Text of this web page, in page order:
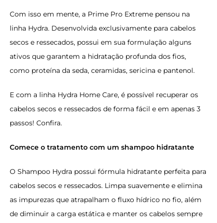
Com isso em mente, a Prime Pro Extreme pensou na
linha Hydra. Desenvolvida exclusivamente para cabelos
secos e ressecados, possui em sua formulação alguns
ativos que garantem a hidratação profunda dos fios,
como proteína da seda, ceramidas, sericina e pantenol.
E com a linha Hydra Home Care, é possível recuperar os
cabelos secos e ressecados de forma fácil e em apenas 3
passos! Confira.
Comece o tratamento com um shampoo hidratante
O Shampoo Hydra possui fórmula hidratante perfeita para
cabelos secos e ressecados. Limpa suavemente e elimina
as impurezas que atrapalham o fluxo hídrico no fio, além
de diminuir a carga estática e manter os cabelos sempre